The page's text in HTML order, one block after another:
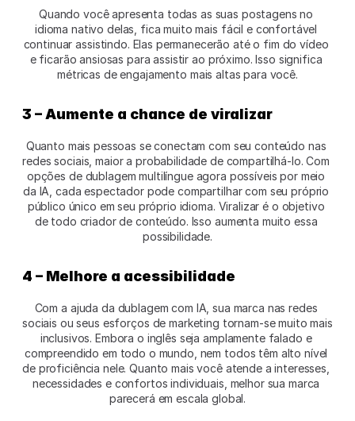
Quando você apresenta todas as suas postagens no
idioma nativo delas, fica muito mais fácil e confortável
continuar assistindo. Elas permanecerão até o fim do vídeo
e ficarão ansiosas para assistir ao próximo. Isso significa
métricas de engajamento mais altas para você.
3 – Aumente a chance de viralizar
Quanto mais pessoas se conectam com seu conteúdo nas
redes sociais, maior a probabilidade de compartilhá-lo. Com
opções de dublagem multilíngue agora possíveis por meio
da IA, cada espectador pode compartilhar com seu próprio
público único em seu próprio idioma. Viralizar é o objetivo
de todo criador de conteúdo. Isso aumenta muito essa
possibilidade.
4 – Melhore a acessibilidade
Com a ajuda da dublagem com IA, sua marca nas redes
sociais ou seus esforços de marketing tornam-se muito mais
inclusivos. Embora o inglês seja amplamente falado e
compreendido em todo o mundo, nem todos têm alto nível
de proficiência nele. Quanto mais você atende a interesses,
necessidades e confortos individuais, melhor sua marca
parecerá em escala global.